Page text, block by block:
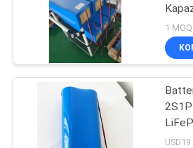
FORDERN
SIE EIN
ZITAT
SITEMAP
Lithium-
Polymer-
1